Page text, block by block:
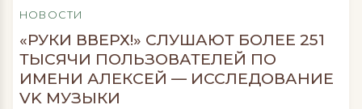
НОВОСТИ
«РУКИ ВВЕРХ!» СЛУШАЮТ БОЛЕЕ 251
ТЫСЯЧИ ПОЛЬЗОВАТЕЛЕЙ ПО
ИМЕНИ АЛЕКСЕЙ — ИССЛЕДОВАНИЕ
VK МУЗЫКИ